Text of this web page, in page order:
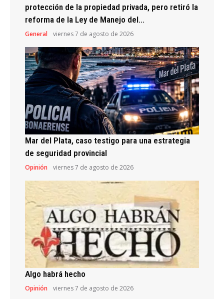
protección de la propiedad privada, pero retiró la
reforma de la Ley de Manejo del...
General viernes 7 de agosto de 2026
Mar del Plata, caso testigo para una estrategia
de seguridad provincial
Opinión viernes 7 de agosto de 2026
Algo habrá hecho
Opinión viernes 7 de agosto de 2026